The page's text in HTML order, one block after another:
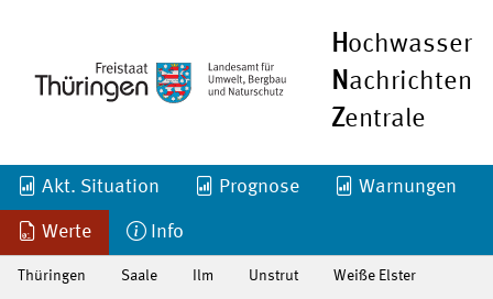
Hochwasser
Nachrichten
Zentrale
Akt. Situation Prognose Warnungen
Werte Info
Thüringen Saale Ilm Unstrut Weiße Elster